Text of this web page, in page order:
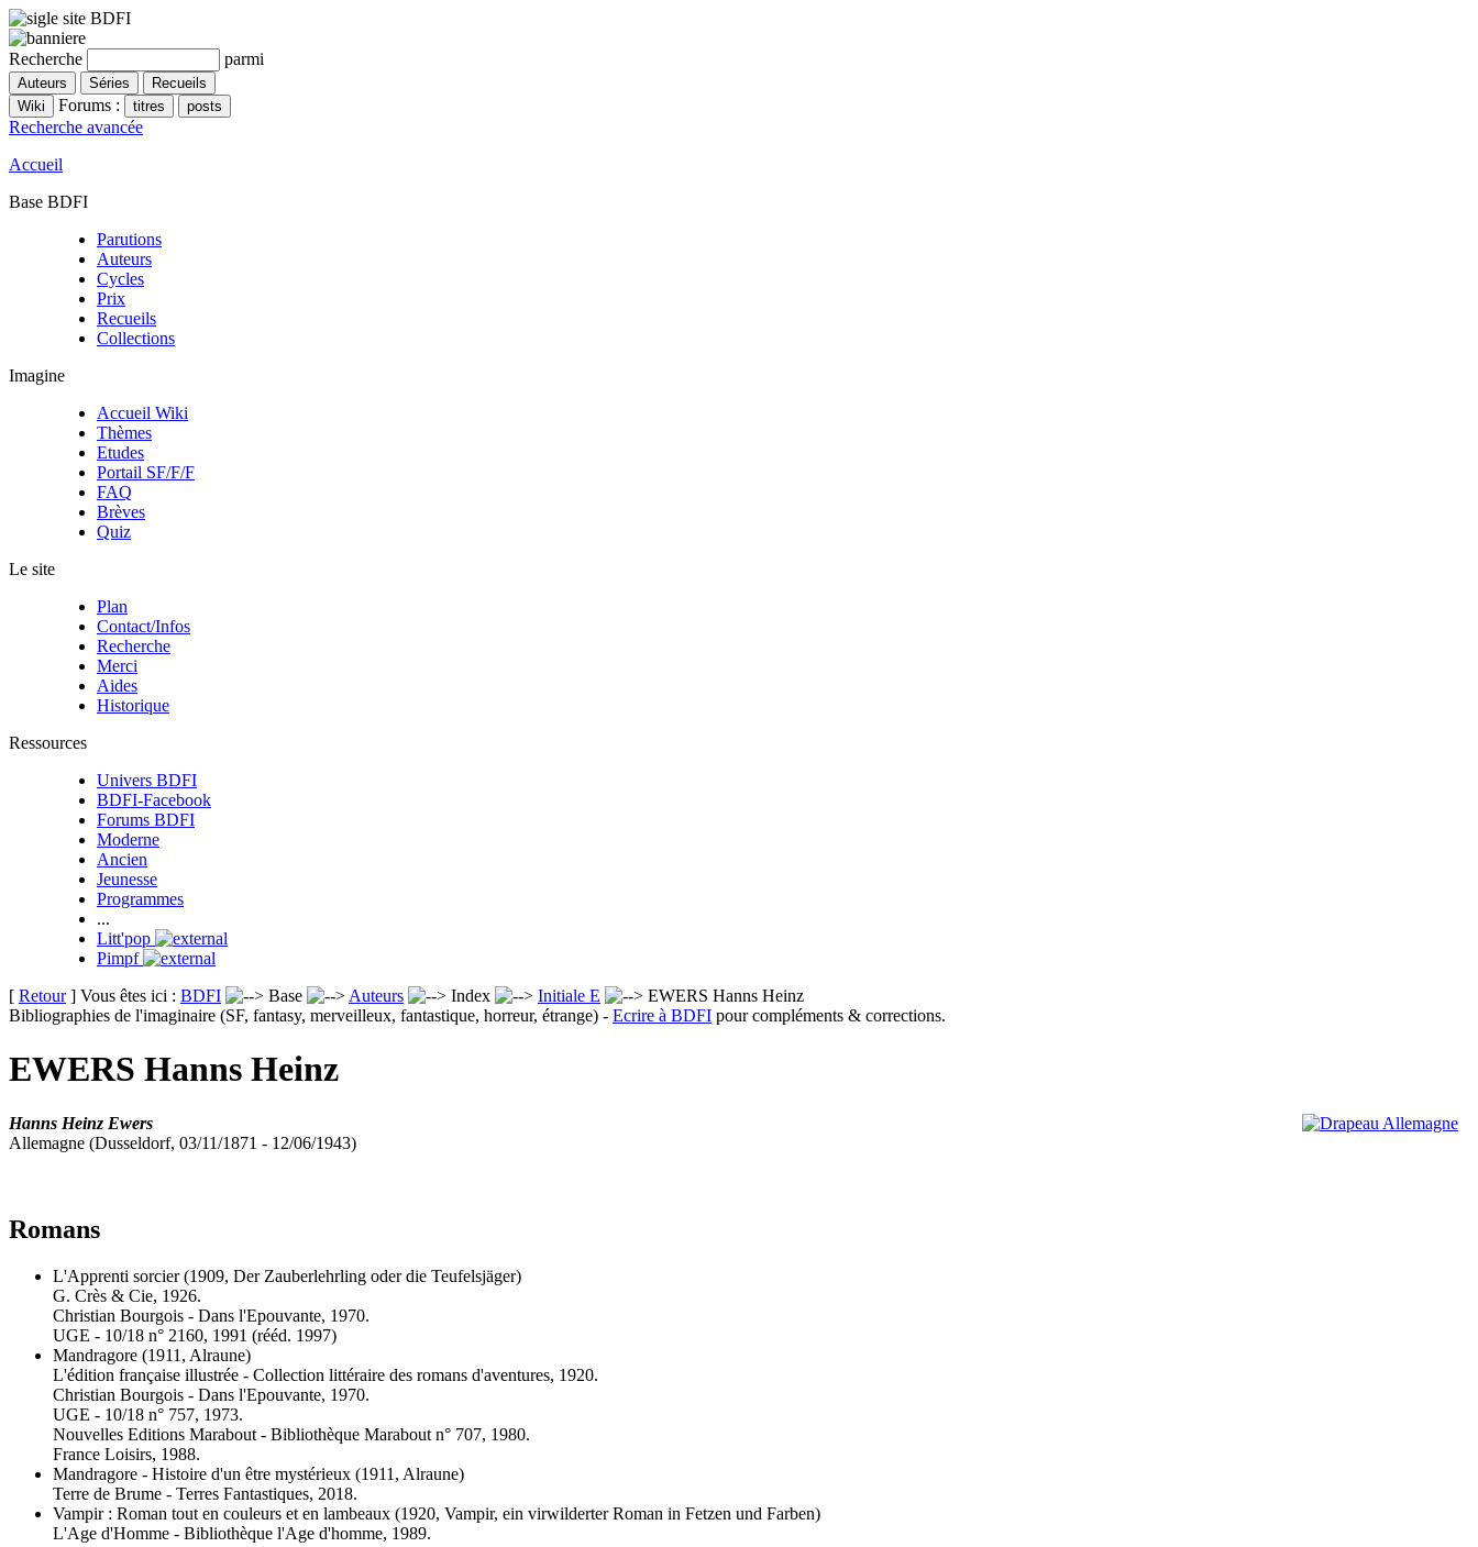
Recherche parmi
Forums :
Recherche avancée
Accueil
Base BDFI
Parutions
Auteurs
Cycles
Prix
Recueils
Collections
Imagine
Accueil Wiki
Thèmes
Etudes
Portail SF/F/F
FAQ
Brèves
Quiz
Le site
Plan
Contact/Infos
Recherche
Merci
Aides
Historique
Ressources
Univers BDFI
BDFI-Facebook
Forums BDFI
Moderne
Ancien
Jeunesse
Programmes
...
Litt'pop
Pimpf
[ Retour] Vous êtes ici : BDFI Base Auteurs Index Initiale E
EWERS Hanns Heinz
Bibliographies de l'imaginaire (SF, fantasy, merveilleux, fantastique, horreur, étrange) - Ecrire à BDFI pour compléments & corrections.
EWERS Hanns Heinz
Hanns Heinz Ewers
Allemagne (Dusseldorf, 03/11/1871 - 12/06/1943)
Romans
L'Apprenti sorcier (1909, Der Zauberlehrling oder die Teufelsjäger)
G. Crès & Cie, 1926.
Christian Bourgois - Dans l'Epouvante, 1970.
UGE - 10/18 n° 2160, 1991 (rééd. 1997)
Mandragore (1911, Alraune)
L'édition française illustrée - Collection littéraire des romans d'aventures, 1920.
Christian Bourgois - Dans l'Epouvante, 1970.
UGE - 10/18 n° 757, 1973.
Nouvelles Editions Marabout - Bibliothèque Marabout n° 707, 1980.
France Loisirs, 1988.
Mandragore - Histoire d'un être mystérieux (1911, Alraune)
Terre de Brume - Terres Fantastiques, 2018.
Vampir : Roman tout en couleurs et en lambeaux (1920, Vampir, ein virwilderter Roman in Fetzen und Farben)
L'Age d'Homme - Bibliothèque l'Age d'homme, 1989.